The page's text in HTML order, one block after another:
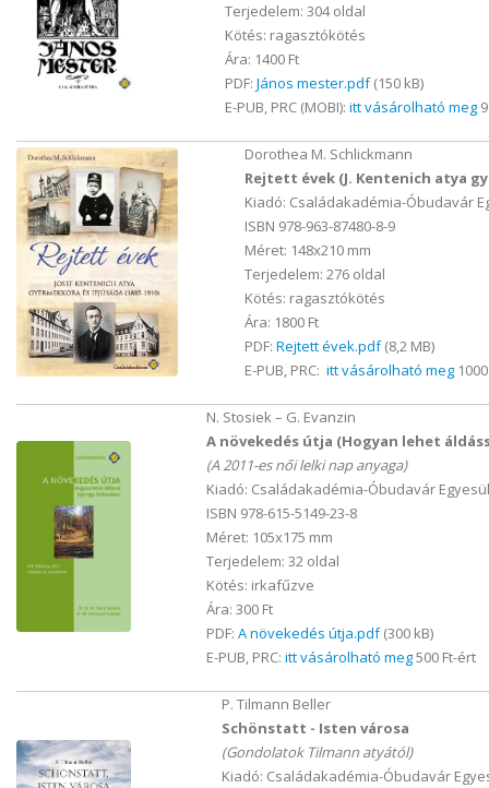
Terjedelem: 304 oldal
Kötés: ragasztókötés
Ára: 1400 Ft
PDF: János mester.pdf(150 kB)
E-PUB, PRC (MOBI): itt vásárolható meg
Dorothea M. Schlickmann
Rejtett évek (J. Kentenich atya
Kiadó: Családakadémia-Óbudavár
ISBN 978-963-87480-8-9
Méret: 148x210 mm
Terjedelem: 276 oldal
Kötés: ragasztókötés
Ára: 1800 Ft
PDF: Rejtett évek.pdf(8,2 MB)
E-PUB, PRC: itt vásárolható meg
N. Stosiek – G. Evanzin
A növekedés útja (Hogyan lehet
(A 2011-es női lelki nap anyaga)
Kiadó: Családakadémia-Óbudavár
ISBN 978-615-5149-23-8
Méret: 105x175 mm
Terjedelem: 32 oldal
Kötés: irkafűzve
Ára: 300 Ft
PDF: A növekedés útja.pdf(300 kB)
E-PUB, PRC: itt vásárolható meg500 Ft-ért
P. Tilmann Beller
Schönstatt - Isten városa
(Gondolatok Tilmann atyától)
Kiadó: Családakadémia-Óbudavár